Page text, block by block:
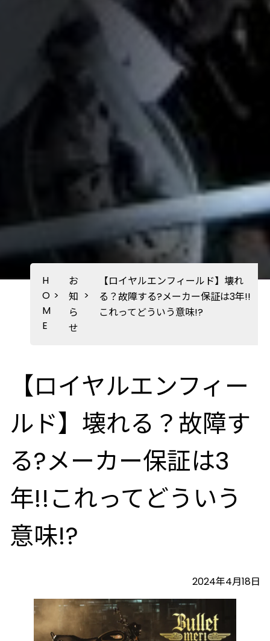
H
O
M
E
>
お
知
ら
せ
>
【ロイヤルエンフィールド】壊れ
る？故障する?メーカー保証は3年!!
これってどういう意味!?
【ロイヤルエンフィー
ルド】壊れる？故障す
る?メーカー保証は3
年!!これってどういう
意味!?
2024年4月18日